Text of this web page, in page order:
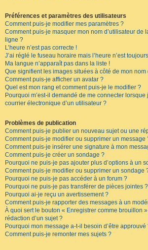
Préférences et paramètres des utilisateurs
Comment puis-je modifier mes paramètres ?
Comment puis-je masquer mon nom d’utilisateur de
ligne ?
L’heure n’est pas correcte !
J’ai réglé le fuseau horaire mais l’heure n’est
Ma langue n’apparaît pas dans la liste !
Que signifient les images situées à côté de mon nom
Comment puis-je afficher un avatar ?
Quel est mon rang et comment puis-je le modifier ?
Pourquoi m’est-il demandé de me connecter
courrier électronique d’un utilisateur ?
Problèmes de publication
Comment puis-je publier un nouveau sujet ou une
Comment puis-je modifier ou supprimer un message
Comment puis-je insérer une signature à mon
Comment puis-je créer un sondage ?
Pourquoi ne puis-je pas ajouter plus d’options à un
Comment puis-je modifier ou supprimer un sondage
Pourquoi ne puis-je pas accéder à un forum ?
Pourquoi ne puis-je pas transférer de pièces jointes ?
Pourquoi ai-je reçu un avertissement ?
Comment puis-je rapporter des messages à un
À quoi sert le bouton « Enregistrer comme brouillon
rédaction d’un sujet ?
Pourquoi mon message a-t-il besoin d’être approuvé
Comment puis-je remonter mes sujets ?